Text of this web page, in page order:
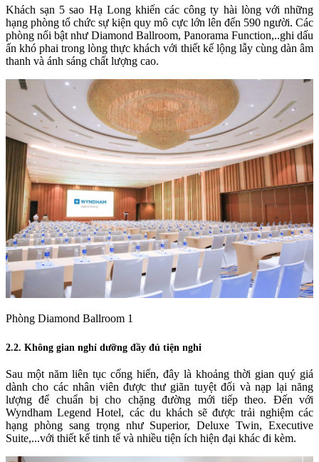
Khách sạn 5 sao Hạ Long khiến các công ty hài lòng với những
hạng phòng tổ chức sự kiện quy mô cực lớn lên đến 590 người. Các
phòng nổi bật như Diamond Ballroom, Panorama Function,..ghi dấu
ấn khó phai trong lòng thực khách với thiết kế lộng lẫy cùng dàn âm
thanh và ánh sáng chất lượng cao.
Phòng Diamond Ballroom 1
2.2. Không gian nghỉ dưỡng đầy đủ tiện nghi
Sau một năm liên tục cống hiến, đây là khoảng thời gian quý giá
dành cho các nhân viên được thư giãn tuyệt đối và nạp lại năng
lượng để chuẩn bị cho chặng đường mới tiếp theo. Đến với
Wyndham Legend Hotel, các du khách sẽ được trải nghiệm các
hạng phòng sang trọng như Superior, Deluxe Twin, Executive
Suite,...với thiết kế tinh tế và nhiều tiện ích hiện đại khác đi kèm.